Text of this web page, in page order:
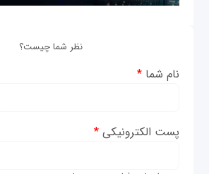
نظر شما چیست؟
نام شما*
پست الکترونیکی*